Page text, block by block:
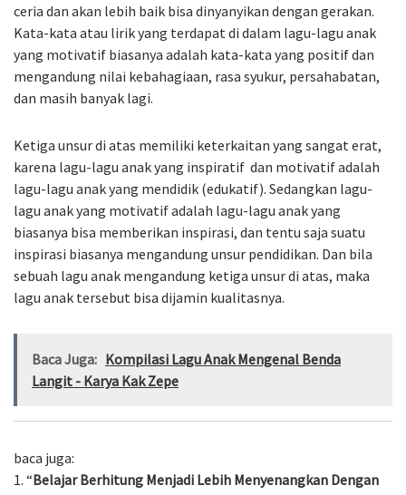
ceria dan akan lebih baik bisa dinyanyikan dengan gerakan.
Kata-kata atau lirik yang terdapat di dalam lagu-lagu anak
yang motivatif biasanya adalah kata-kata yang positif dan
mengandung nilai kebahagiaan, rasa syukur, persahabatan,
dan masih banyak lagi.
Ketiga unsur di atas memiliki keterkaitan yang sangat erat,
karena lagu-lagu anak yang inspiratif dan motivatif adalah
lagu-lagu anak yang mendidik (edukatif). Sedangkan lagu-
lagu anak yang motivatif adalah lagu-lagu anak yang
biasanya bisa memberikan inspirasi, dan tentu saja suatu
inspirasi biasanya mengandung unsur pendidikan. Dan bila
sebuah lagu anak mengandung ketiga unsur di atas, maka
lagu anak tersebut bisa dijamin kualitasnya.
Baca Juga: Kompilasi Lagu Anak Mengenal Benda
Langit - Karya Kak Zepe
baca juga:
1. “Belajar Berhitung Menjadi Lebih Menyenangkan Dengan